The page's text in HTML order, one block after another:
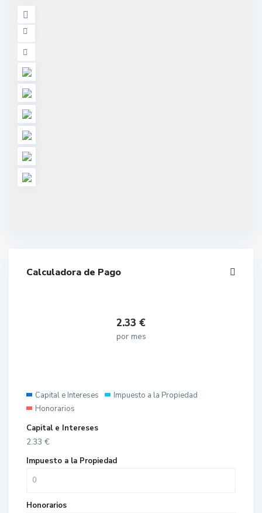
Calculadora de Pago
2.33 €
por mes
Capital e Intereses
Impuesto a la Propiedad
Honorarios
Capital e Intereses
2.33 €
Impuesto a la Propiedad
Honorarios